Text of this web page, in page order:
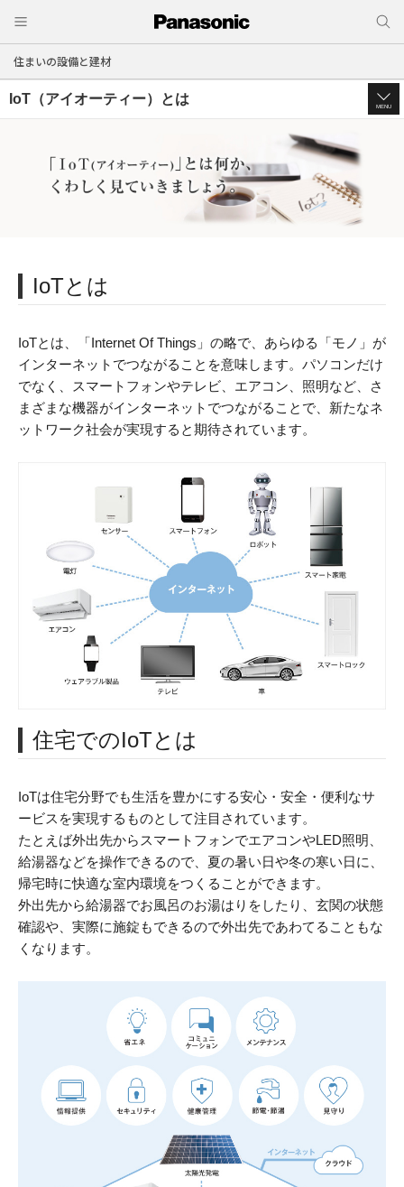
住まいの設備と建材
IoT（アイオーティー）とは MENU
IoTとは
IoTとは、「Internet Of Things」の略で、あらゆる「モノ」が
インターネットでつながることを意味します。パソコンだけ
でなく、スマートフォンやテレビ、エアコン、照明など、さ
まざまな機器がインターネットでつながることで、新たなネ
ットワーク社会が実現すると期待されています。
住宅でのIoTとは
IoTは住宅分野でも生活を豊かにする安心・安全・便利なサ
ービスを実現するものとして注目されています。
たとえば外出先からスマートフォンでエアコンやLED照明、
給湯器などを操作できるので、夏の暑い日や冬の寒い日に、
帰宅時に快適な室内環境をつくることができます。
外出先から給湯器でお風呂のお湯はりをしたり、玄関の状態
確認や、実際に施錠もできるので外出先であわてることもな
くなります。